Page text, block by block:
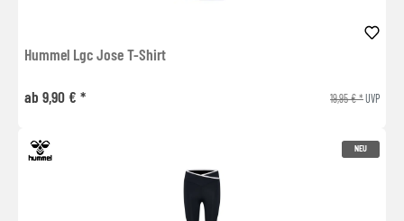
Hummel Lgc Jose T-Shirt
ab 9,90 € * 19,95 € *UVP
NEU